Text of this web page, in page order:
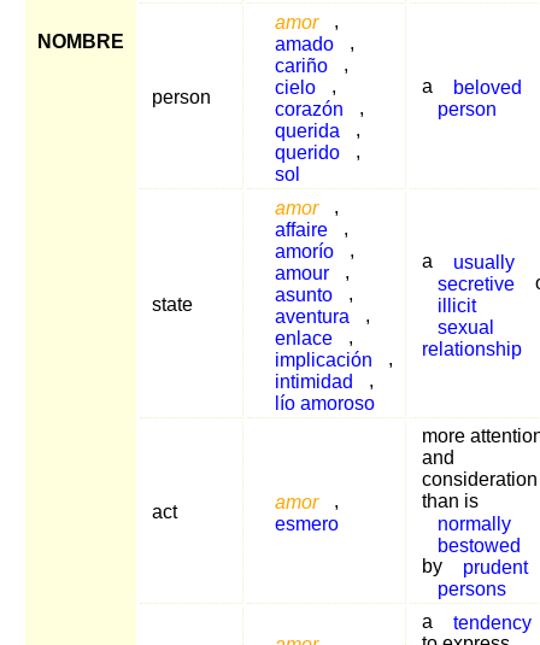
NOMBRE
person
amor
,
amado
,
cariño
,
cielo
,
corazón
,
querida
,
querido
,
sol
a
beloved
person
state
amor
,
affaire
,
amorío
,
amour
,
asunto
,
aventura
,
enlace
,
implicación
,
intimidad
,
lío amoroso
a
usually
secretive
illicit
sexual
relationship
act
amor
,
esmero
more
and
consideration
than is
normally
bestowed
by
prudent
persons
a
tendency